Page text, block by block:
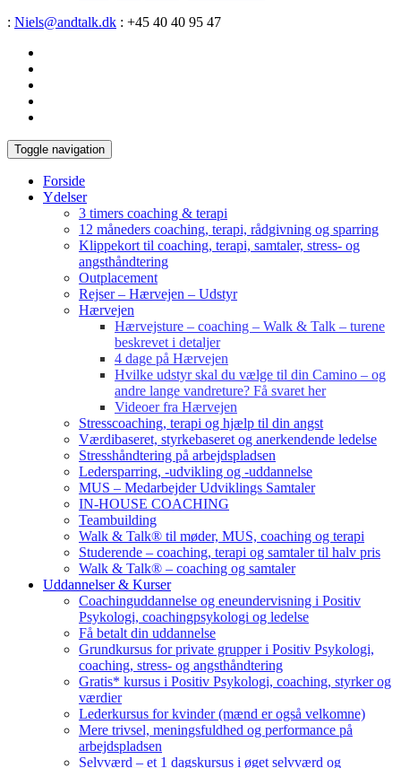
: Niels@andtalk.dk : +45 40 40 95 47
Toggle navigation
Forside
Ydelser
3 timers coaching & terapi
12 måneders coaching, terapi, rådgivning og sparring
Klippekort til coaching, terapi, samtaler, stress- og
angsthåndtering
Outplacement
Rejser – Hærvejen – Udstyr
Hærvejen
Hærvejsture – coaching – Walk & Talk – turene
beskrevet i detaljer
4 dage på Hærvejen
Hvilke udstyr skal du vælge til din Camino – og
andre lange vandreture? Få svaret her
Videoer fra Hærvejen
Stresscoaching, terapi og hjælp til din angst
Værdibaseret, styrkebaseret og anerkendende ledelse
Stresshåndtering på arbejdspladsen
Ledersparring, -udvikling og -uddannelse
MUS – Medarbejder Udviklings Samtaler
IN-HOUSE COACHING
Teambuilding
Walk & Talk® til møder, MUS, coaching og terapi
Studerende – coaching, terapi og samtaler til halv pris
Walk & Talk® – coaching og samtaler
Uddannelser & Kurser
Coachinguddannelse og eneundervisning i Positiv
Psykologi, coachingpsykologi og ledelse
Få betalt din uddannelse
Grundkursus for private grupper i Positiv Psykologi,
coaching, stress- og angsthåndtering
Gratis* kursus i Positiv Psykologi, coaching, styrker og
værdier
Lederkursus for kvinder (mænd er også velkomne)
Mere trivsel, meningsfuldhed og performance på
arbejdspladsen
Selvværd – et 1 dagskursus i øget selvværd og